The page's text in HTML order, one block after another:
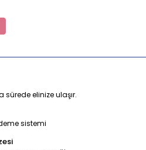
sürede elinize ulaşır.
sistemi